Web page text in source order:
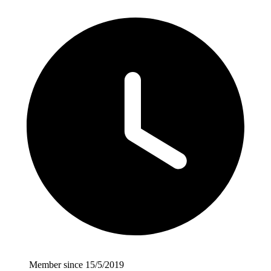
Member since 15/5/2019